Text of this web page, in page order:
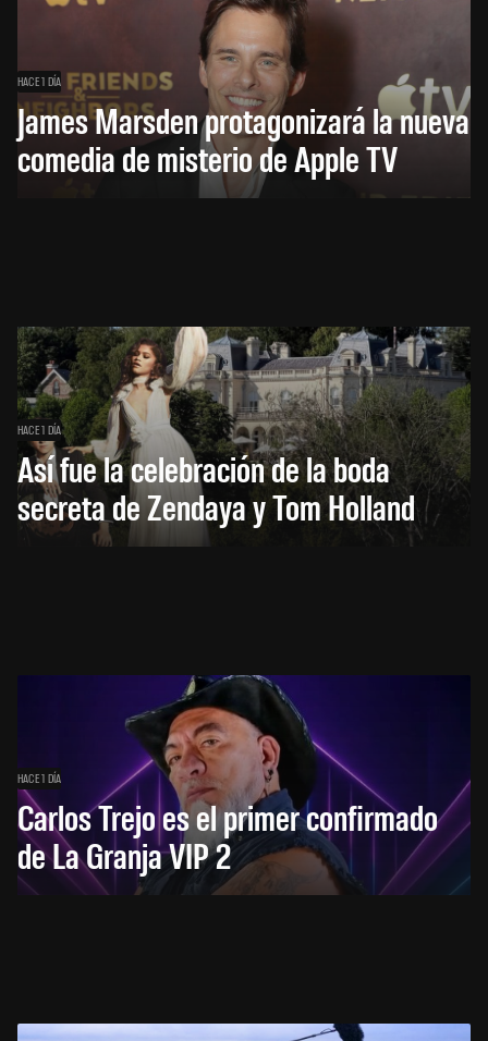
HACE 1 DÍA
James Marsden protagonizará la nueva
comedia de misterio de Apple TV
HACE 1 DÍA
Así fue la celebración de la boda
secreta de Zendaya y Tom Holland
HACE 1 DÍA
Carlos Trejo es el primer confirmado
de La Granja VIP 2